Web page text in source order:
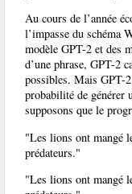
Au cours de l’année
l’impasse du schéma
modèle GPT-2 et des
d’une phrase, GPT-2
possibles. Mais GPT-
probabilité de générer
supposons que le
"Les lions ont mangé
prédateurs."
"Les lions ont mangé